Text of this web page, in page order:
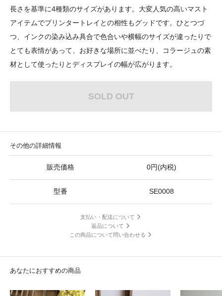
長さを基準に4種類のサイズがあります。大変人気の高いマスト
アイテムでプリンタートレイとの相性もグッドです。ひとつづ
つ、インクの染み込み具合で色合いや横幅のサイズが違ったりで
とても表情があって、お好きな場所に並べたり、コラージュの素
材として使ったりとディスプレイの幅が広がります。
SOLD OUT
その他の詳細情報
販売価格 0円(内税)
型番 SE0008
支払い・配送について
返品について
この商品について問い合わせる
あなたにおすすめの商品